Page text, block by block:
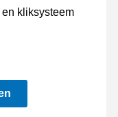
kliksysteem